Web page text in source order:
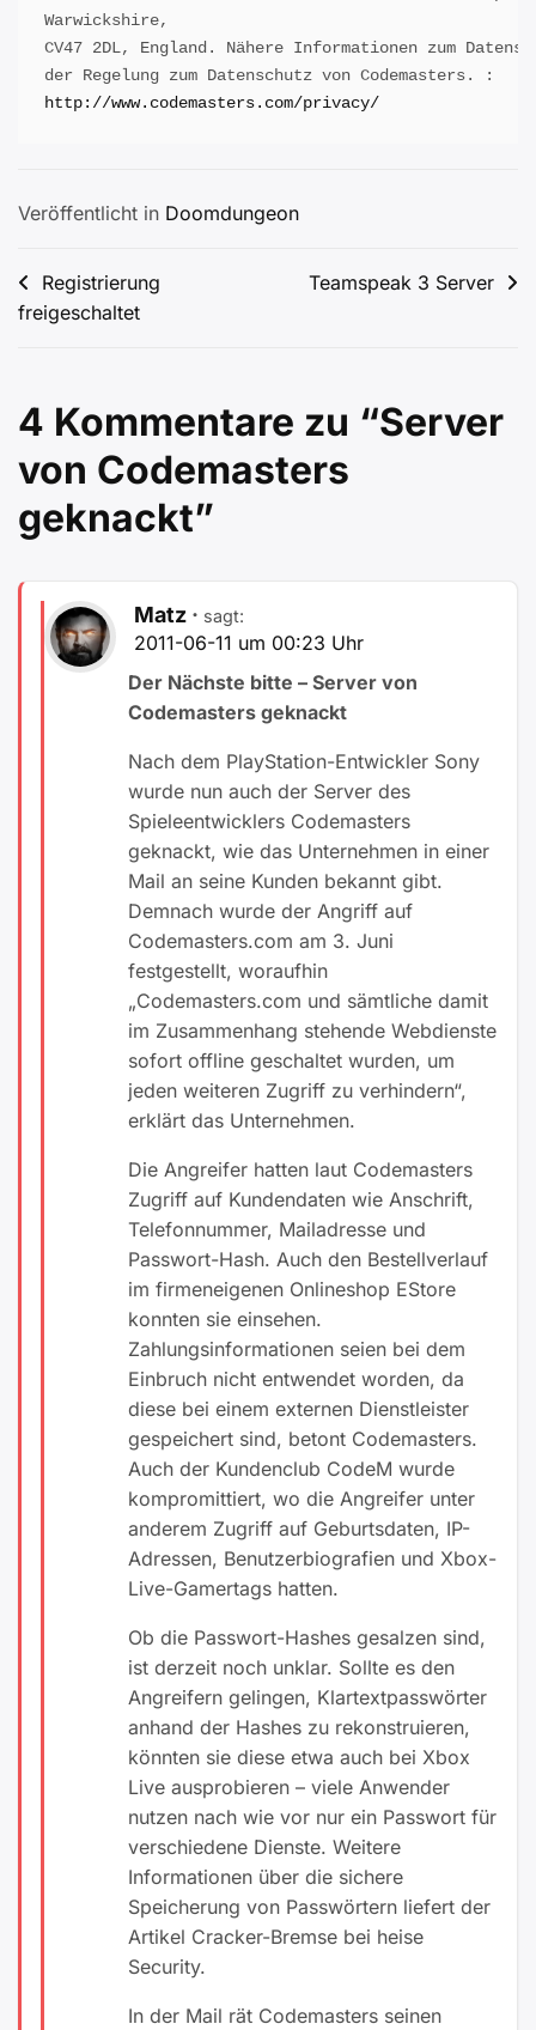
Warwickshire,
CV47 2DL, England. Nähere Informationen zum
http://www.codemasters.com/privacy/
Veröffentlicht in Doomdungeon
Beitragsnavigation
Registrierung
freigeschaltet
Teamspeak 3 Server
4 Kommentare zu “Server
von Codemasters
geknackt”
Matz sagt:
2011-06-11 um 00:23 Uhr
Der Nächste bitte – Server von
Codemasters geknackt
Nach dem PlayStation-Entwickler Sony
wurde nun auch der Server des
Spieleentwicklers Codemasters
geknackt, wie das Unternehmen in einer
Mail an seine Kunden bekannt gibt.
Demnach wurde der Angriff auf
Codemasters.com am 3. Juni
festgestellt, woraufhin
„Codemasters.com und sämtliche damit
im Zusammenhang stehende Webdienste
sofort offline geschaltet wurden, um
jeden weiteren Zugriff zu verhindern“,
erklärt das Unternehmen.
Die Angreifer hatten laut Codemasters
Zugriff auf Kundendaten wie Anschrift,
Telefonnummer, Mailadresse und
Passwort-Hash. Auch den Bestellverlauf
im firmeneigenen Onlineshop EStore
konnten sie einsehen.
Zahlungsinformationen seien bei dem
Einbruch nicht entwendet worden, da
diese bei einem externen Dienstleister
gespeichert sind, betont Codemasters.
Auch der Kundenclub CodeM wurde
kompromittiert, wo die Angreifer unter
anderem Zugriff auf Geburtsdaten, IP-
Adressen, Benutzerbiografien und Xbox-
Live-Gamertags hatten.
Ob die Passwort-Hashes gesalzen sind,
ist derzeit noch unklar. Sollte es den
Angreifern gelingen, Klartextpasswörter
anhand der Hashes zu rekonstruieren,
könnten sie diese etwa auch bei Xbox
Live ausprobieren – viele Anwender
nutzen nach wie vor nur ein Passwort für
verschiedene Dienste. Weitere
Informationen über die sichere
Speicherung von Passwörtern liefert der
Artikel Cracker-Bremse bei heise
Security.
In der Mail rät Codemasters seinen